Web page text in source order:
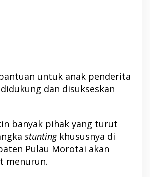
untuk anak penderita
dan disukseskan
banyak pihak yang turut
stuntingkhususnya di
Pulau Morotai akan
menurun.